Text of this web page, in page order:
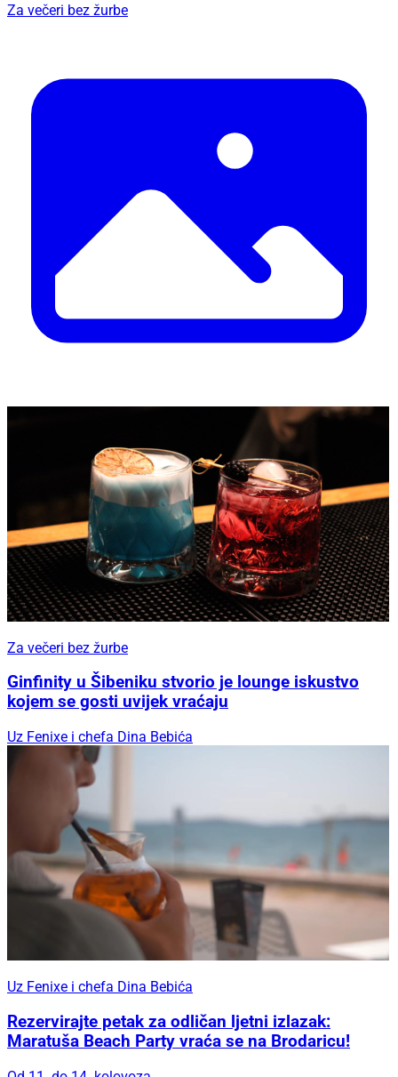
Za večeri bez žurbe
Za večeri bez žurbe
Ginfinity u Šibeniku stvorio je lounge iskustvo
kojem se gosti uvijek vraćaju
Uz Fenixe i chefa Dina Bebića
Uz Fenixe i chefa Dina Bebića
Rezervirajte petak za odličan ljetni izlazak:
Maratuša Beach Party vraća se na Brodaricu!